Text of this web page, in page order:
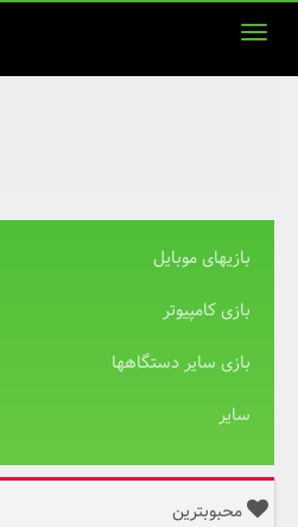
بازیهای موبایل
بازی کامپیوتر
بازی سایر دستگاهها
سایر
محبوبترین